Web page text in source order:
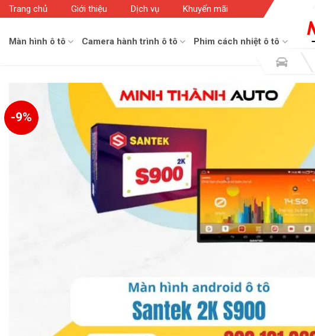
Skip
to
content
Trang chủ Giới thiệu Dịch vụ Khuyến mãi
Màn hình ô tô Camera hành trình ô tô Phim cách nhiệt ô tô
-9%